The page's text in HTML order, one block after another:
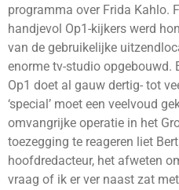
programma over Frida Kahlo.
handjevol Op1-kijkers werd
van de gebruikelijke
enorme tv-studio opgebouwd.
Op1 doet al gauw dertig- tot
‘special’ moet een veelvoud
omvangrijke operatie in het
toezegging te reageren liet
hoofdredacteur, het afweten
vraag of ik er ver naast zat